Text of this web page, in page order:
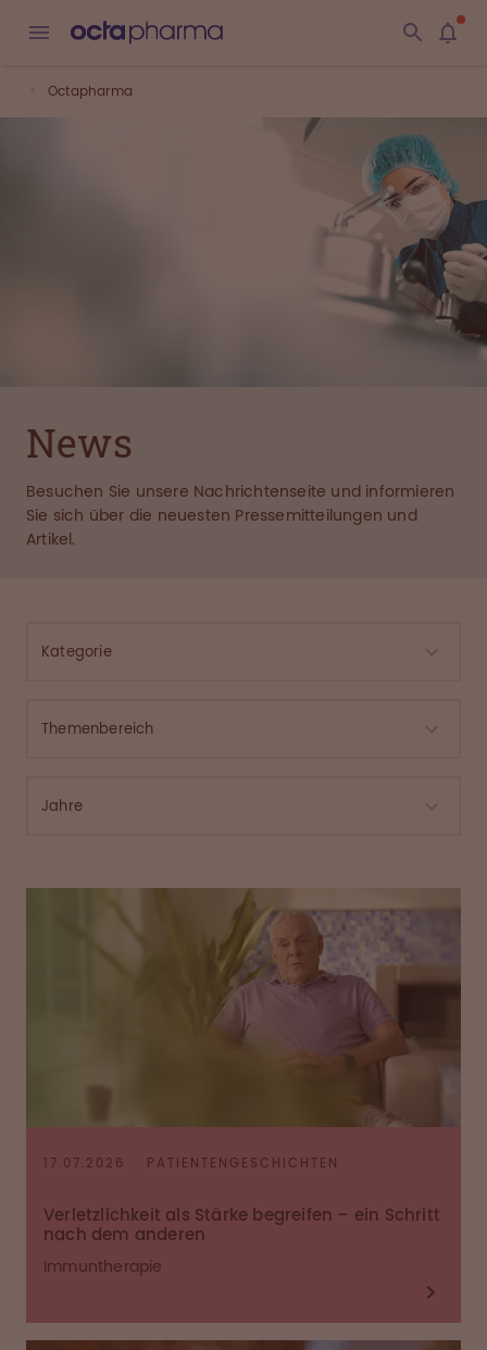
Octapharma
News
Besuchen Sie unsere Nachrichtenseite und informieren
Sie sich über die neuesten Pressemitteilungen und
Artikel.
Kategorie
Themenbereich
Jahre
17.07.2026 PATIENTENGESCHICHTEN
Verletzlichkeit als Stärke begreifen – ein Schritt
nach dem anderen
Immuntherapie